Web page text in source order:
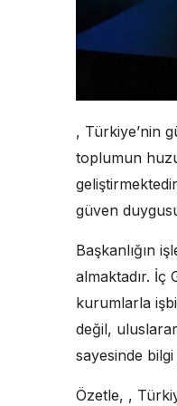
, Türkiye’nin
toplumun
güven
Başkanlığın
almaktadır. İç
kurumlarla
değil,
sayesinde bilgi
Özetle, ,